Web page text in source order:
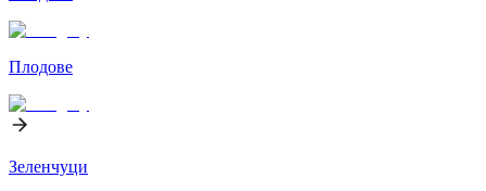
Плодове
Зеленчуци